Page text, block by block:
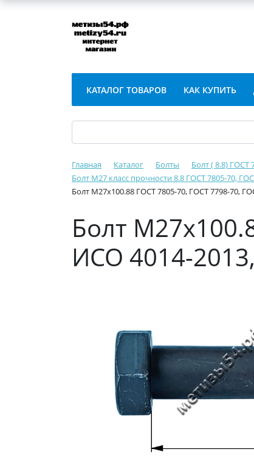
КАТАЛОГ ТОВАРОВ КАК КУПИТЬ
Главная Каталог Болты
Болт ( 8.8) ГОСТ
Болт М27 класс прочности 8.8 ГОСТ 7805-70,
Болт М27х100.88 ГОСТ 7805-70, ГОСТ 7798-70,
Болт
ИСО 4014-